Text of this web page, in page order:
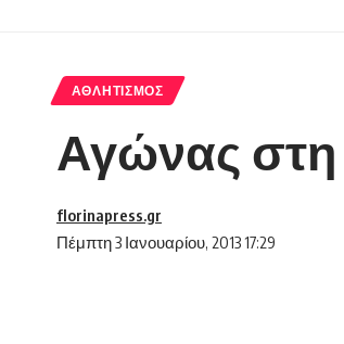
ΑΘΛΗΤΙΣΜΌΣ
Αγώνας στη
Πέμπτη 3 Ιανουαρίου, 2013 17:29
florinapress.gr